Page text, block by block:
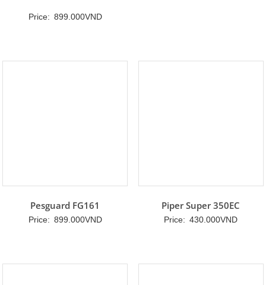
hạng
Price: 899.000VND
Pesguard FG161
Price: 899.000VND
Piper Super 350EC
Price: 430.000VND